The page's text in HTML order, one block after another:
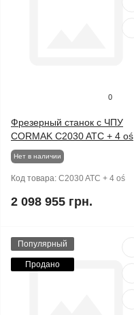
0
Фрезерный станок с ЧПУ
CORMAK C2030 ATC + 4 oś
Нет в наличии
Код товара: C2030 ATC + 4 oś
2 098 955 грн.
Популярный
Продано